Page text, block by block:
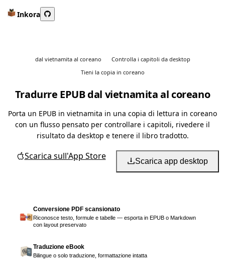
Inkora
dal vietnamita al coreano
Controlla i capitoli da desktop
Tieni la copia in coreano
Tradurre EPUB dal vietnamita al coreano
Porta un EPUB in vietnamita in una copia di lettura in coreano
con un flusso pensato per controllare i capitoli, rivedere il
risultato da desktop e tenere il libro tradotto.
Scarica sull'App Store Scarica app desktop
Conversione PDF scansionato
Riconosce testo, formule e tabelle — esporta in EPUB o Markdown
con layout preservato
Traduzione eBook
Bilingue o solo traduzione, formattazione intatta